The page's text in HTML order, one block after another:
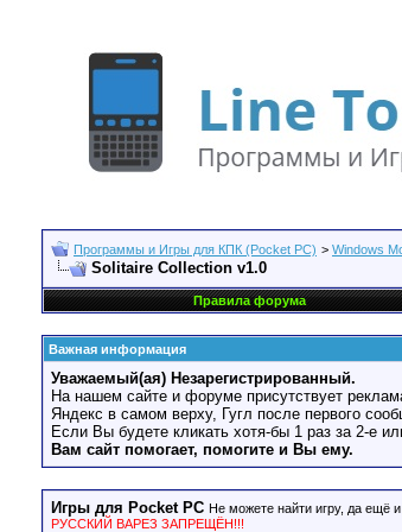
Программы и Игры для КПК (Pocket PC) > Windows
Solitaire Collection v1.0
Правила форума
Важная информация
Уважаемый(ая) Незарегистрированный.
На нашем сайте и форуме присутствует
Яндекс в самом верху, Гугл после первого
Если Вы будете кликать хотя-бы 1 раз за 2-е
Вам сайт помогает, помогите и Вы ему.
Игры для Pocket PC Не можете найти игру, да ещё
РУССКИЙ ВАРЕЗ ЗАПРЕЩЁН!!!